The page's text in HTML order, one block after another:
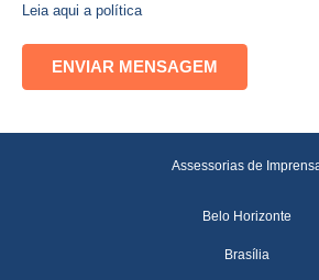
Leia aqui a política
Assessorias de
Belo Horizonte
Brasília